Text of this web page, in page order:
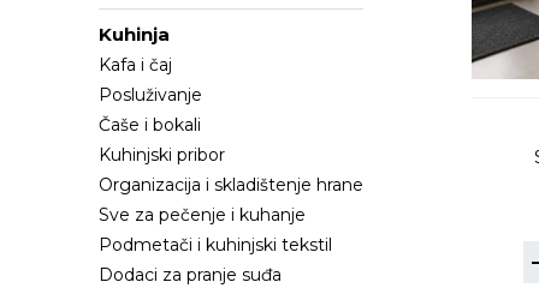
Kuhinja
Kafa i čaj
Posluživanje
Čaše i bokali
Kuhinjski pribor
Organizacija i skladištenje hrane
Sve za pečenje i kuhanje
Podmetači i kuhinjski tekstil
Dodaci za pranje suđa
–